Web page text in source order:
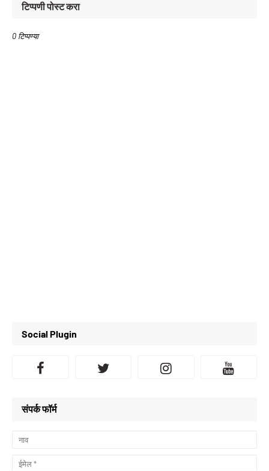
टिप्पणी पोस्ट करा
0 टिप्पण्या
Social Plugin
संपर्क फॉर्म